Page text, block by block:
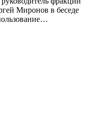
Миронов в беседе